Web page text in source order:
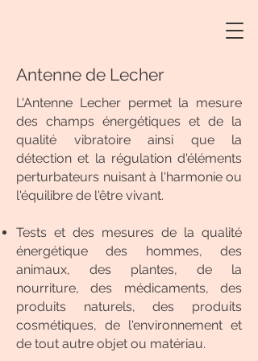
Antenne de Lecher
L'Antenne Lecher permet la mesure
des champs énergétiques et de la
qualité vibratoire ainsi que la
détection et la régulation d'éléments
perturbateurs nuisant à l'harmonie ou
l'équilibre de l'être vivant.
Tests et des mesures de la qualité
énergétique des hommes, des
animaux, des plantes, de la
nourriture, des médicaments, des
produits naturels, des produits
cosmétiques, de l'environnement et
de tout autre objet ou matériau.